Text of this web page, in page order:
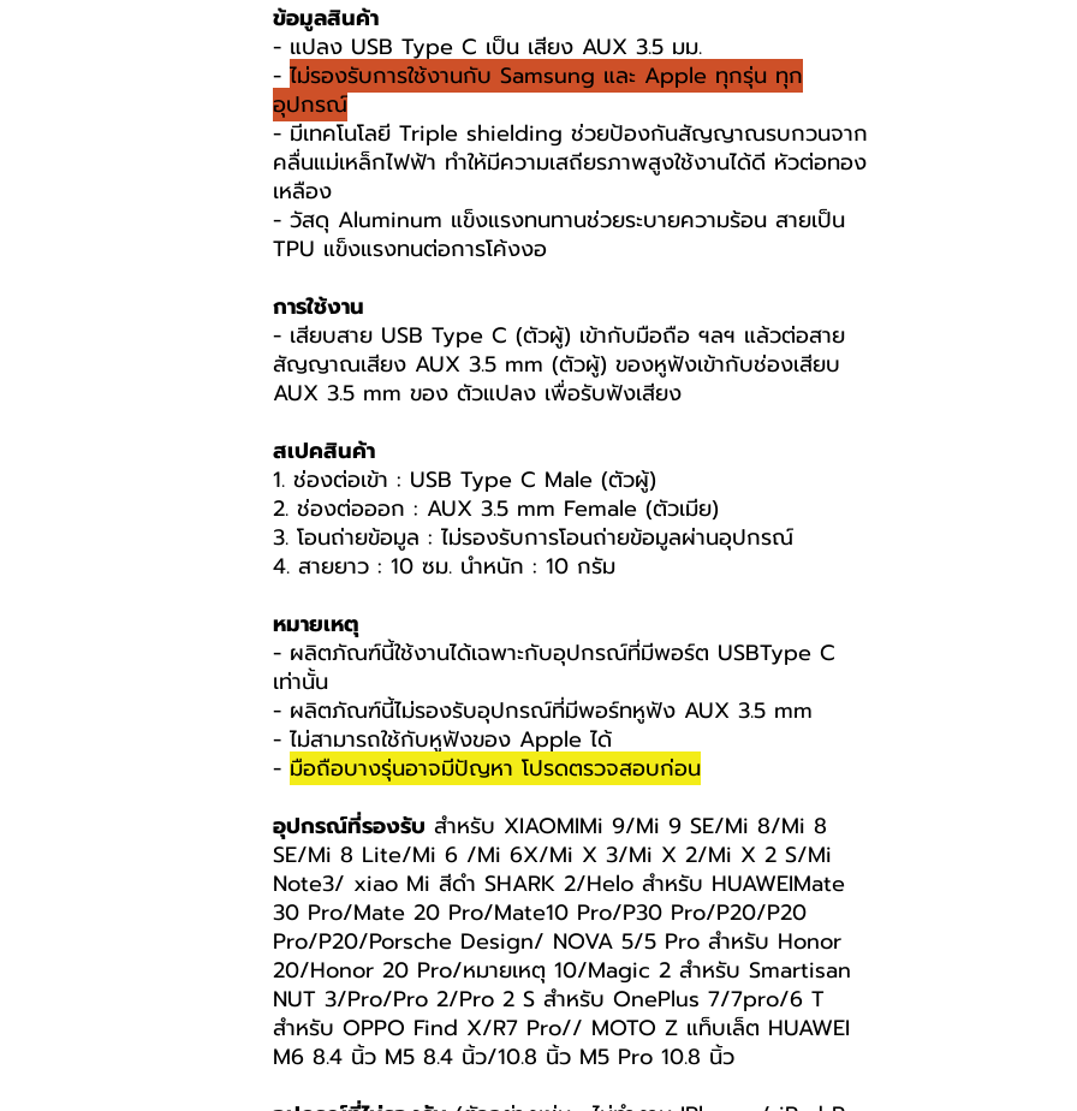
ข้อมูลสินค้า
- แปลง USB Type C เป็น เสียง AUX 3.5 มม.
- ไม่รองรับการใช้งานกับ Samsung และ Apple ทุกรุ่น ทุก
อุปกรณ์
- มีเทคโนโลยี Triple shielding ช่วยป้องกันสัญญาณรบกวนจาก
คลื่นแม่เหล็กไฟฟ้า ทำให้มีความเสถียรภาพสูงใช้งานได้ดี หัวต่อทอง
เหลือง
- วัสดุ Aluminum แข็งแรงทนทานช่วยระบายความร้อน สายเป็น
TPU แข็งแรงทนต่อการโค้งงอ
การใช้งาน
- เสียบสาย USB Type C (ตัวผู้) เข้ากับมือถือ ฯลฯ แล้วต่อสาย
สัญญาณเสียง AUX 3.5 mm (ตัวผู้) ของหูฟังเข้ากับช่องเสียบ
AUX 3.5 mm ของ ตัวแปลง เพื่อรับฟังเสียง
สเปคสินค้า
1. ช่องต่อเข้า : USB Type C Male (ตัวผู้)
2. ช่องต่อออก : AUX 3.5 mm Female (ตัวเมีย)
3. โอนถ่ายข้อมูล : ไม่รองรับการโอนถ่ายข้อมูลผ่านอุปกรณ์
4. สายยาว : 10 ซม. นำหนัก : 10 กรัม
หมายเหตุ
- ผลิตภัณฑ์นี้ใช้งานได้เฉพาะกับอุปกรณ์ที่มีพอร์ต USBType C
เท่านั้น
- ผลิตภัณฑ์นี้ไม่รองรับอุปกรณ์ที่มีพอร์ทหูฟัง AUX 3.5 mm
- ไม่สามารถใช้กับหูฟังของ Apple ได้
- มือถือบางรุ่นอาจมีปัญหา โปรดตรวจสอบก่อน
อุปกรณ์ที่รองรับ สำหรับ XIAOMIMi 9/Mi 9 SE/Mi 8/Mi 8
SE/Mi 8 Lite/Mi 6 /Mi 6X/Mi X 3/Mi X 2/Mi X 2 S/Mi
Note3/ xiao Mi สีดำ SHARK 2/Helo สำหรับ HUAWEIMate
30 Pro/Mate 20 Pro/Mate10 Pro/P30 Pro/P20/P20
Pro/P20/Porsche Design/ NOVA 5/5 Pro สำหรับ Honor
20/Honor 20 Pro/หมายเหตุ 10/Magic 2 สำหรับ Smartisan
NUT 3/Pro/Pro 2/Pro 2 S สำหรับ OnePlus 7/7pro/6 T
สำหรับ OPPO Find X/R7 Pro// MOTO Z แท็บเล็ต HUAWEI
M6 8.4 นิ้ว M5 8.4 นิ้ว/10.8 นิ้ว M5 Pro 10.8 นิ้ว